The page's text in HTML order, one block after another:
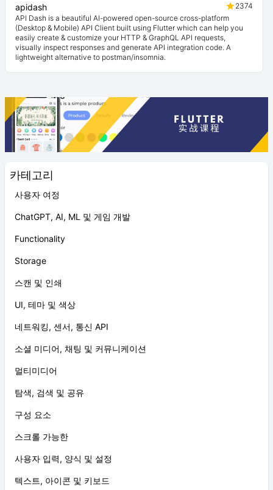
카테고리
사용자 여정
ChatGPT, AI, ML 및 게임 개발
Functionality
Storage
스캔 및 인쇄
UI, 테마 및 색상
네트워킹, 센서, 통신 API
소셜 미디어, 채팅 및 커뮤니케이션
멀티미디어
탐색, 검색 및 공유
구성 요소
스크롤 가능한
사용자 입력, 양식 및 설정
텍스트, 아이콘 및 키보드
apidash
2374
API Dash is a beautiful AI-powered open-source cross-platform
(Desktop & Mobile) API Client built using Flutter which can help you
easily create & customize your HTTP & GraphQL API requests,
visually inspect responses and generate API integration code. A
lightweight alternative to postman/insomnia.